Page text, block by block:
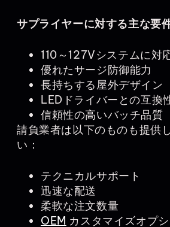
サプライヤーに対する主な要
110～127Vシステムに対
優れたサージ防御能力
長持ちする屋外デザイン
LEDドライバーとの互換
信頼性の高いバッチ品質
請負業者は以下のものも提供
い：
テクニカルサポート
迅速な配送
柔軟な注文数量
OEM カスタマイズオプ